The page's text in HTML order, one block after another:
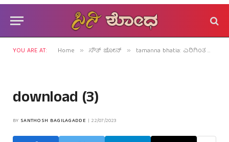
YOU ARE AT: Home » ಸೌತ್ ಜೋನ್ » tamanna bhatia: ಎರಿಗಿಂತ ಮಿಲ್ಕಿ ಬ್ಯೂಟಿಯೇ ಮುಂದೆ!
download (3)
BY SANTHOSH BAGILAGADDE 22/07/2023